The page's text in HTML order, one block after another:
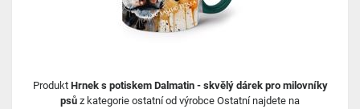
Produkt Hrnek s potiskem Dalmatin - skvělý dárek pro milovníky
psů z kategorie ostatní od výrobce Ostatní najdete na